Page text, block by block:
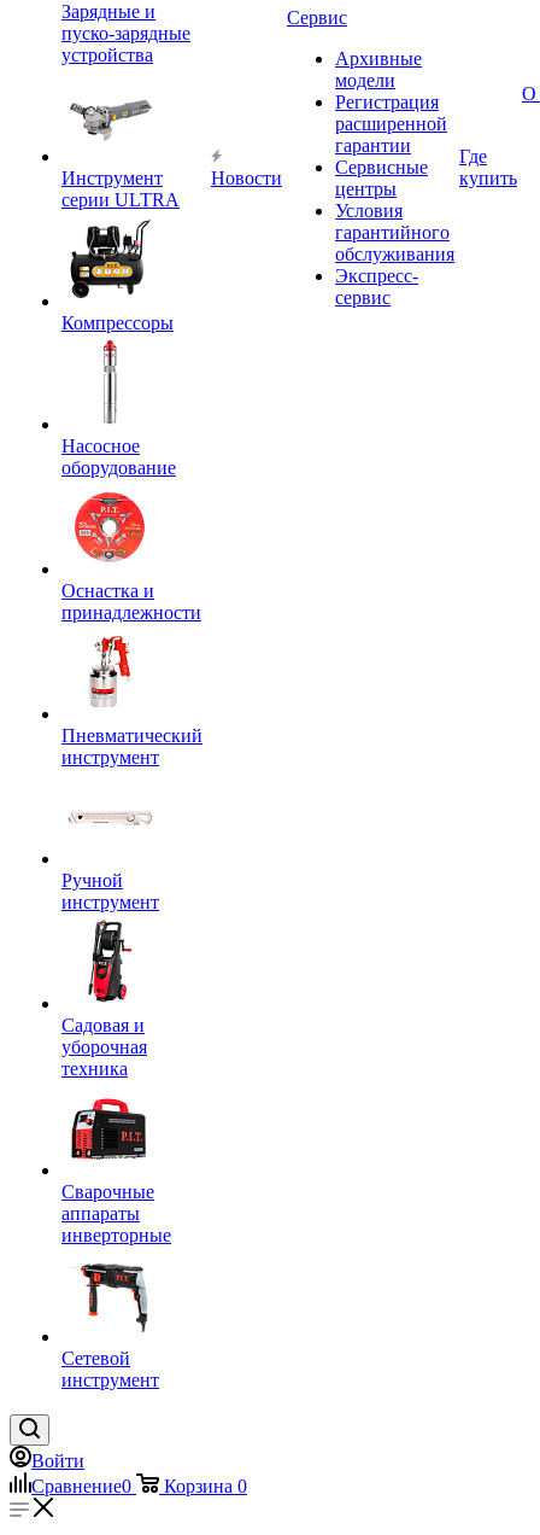
Зарядные и
пуско-зарядные
устройства
Инструмент
серии ULTRA
Компрессоры
Насосное
оборудование
Оснастка и
принадлежности
Пневматический
инструмент
Ручной
инструмент
Садовая и
уборочная
техника
Сварочные
аппараты
инверторные
Сетевой
инструмент
Новости
Сервис
Архивные
модели
Регистрация
расширенной
гарантии
Сервисные
центры
Условия
гарантийного
обслуживания
Экспресс-
сервис
Где
купить
О
Войти
Сравнение0 Корзина 0